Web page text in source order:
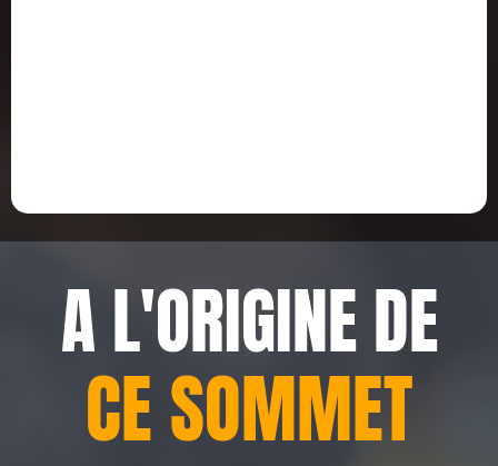
A L'ORIGINE DE
CE SOMMET